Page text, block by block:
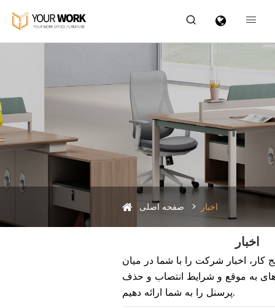
 
صفحه اصلی اخبار
اخبار
کار، اخبار شرکت را با شما در میان
به موقع و شرایط انتصاب و حذف
پرسنل را به شما ارائه دهیم.